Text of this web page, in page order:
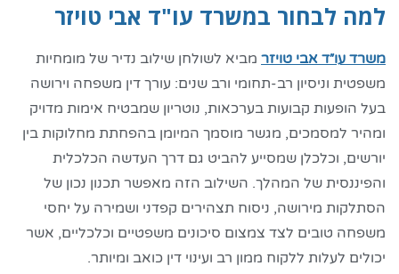
למה לבחור במשרד עו"ד אבי טויזר
משרד עו״ד אבי טויזר מביא לשולחן שילוב נדיר של מומחיות
משפטית וניסיון רב-תחומי ורב שנים: עורך דין משפחה וירושה
בעל הופעות קבועות בערכאות, נוטריון שמבטיח אימות מדויק
ומהיר למסמכים, מגשר מוסמך המיומן בהפחתת מחלוקות בין
יורשים, וכלכלן שמסייע להביט גם דרך העדשה הכלכלית
והפיננסית של המהלך. השילוב הזה מאפשר תכנון נכון של
הסתלקות מירושה, ניסוח תצהירים קפדני ושמירה על יחסי
משפחה טובים לצד צמצום סיכונים משפטיים וכלכליים, אשר
יכולים לעלות ללקוח ממון רב ועינוי דין כואב ומיותר.